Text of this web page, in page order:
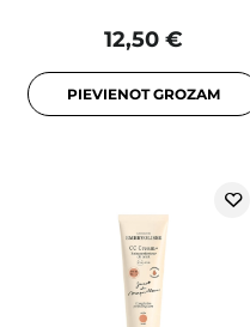
12,50 €
PIEVIENOT GROZAM